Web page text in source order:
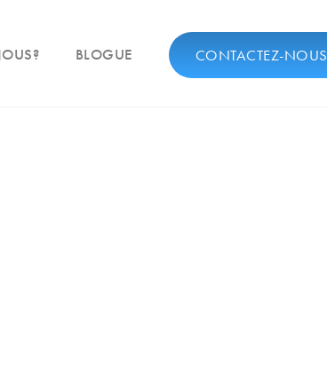
BLOGUE CONTACTEZ-NOUS